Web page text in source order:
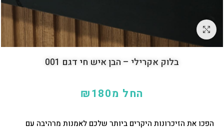
בלוק אקרילי – הבן איש חי דגם 001
החל מ ₪180
הפכו את הזיכרונות היקרים ביותר שלכם לאמנות מרהיבה עם